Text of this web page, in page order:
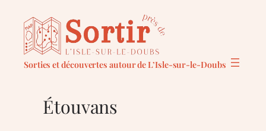
contenu
Sorties et découvertes autour de L’Isle-sur-le-Doubs
Étouvans